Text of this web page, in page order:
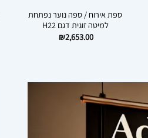
ספת אירוח / ספה נוער נפתחת
למיטה זוגית דגם H22
₪2,653.00